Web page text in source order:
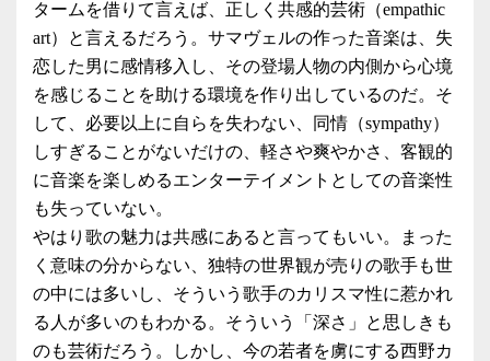
タームを借りて言えば、正しく共感的芸術（empathic
art）と言えるだろう。サマヴェルの作った音楽は、失
恋した男に感情移入し、その登場人物の内側から心境
を感じることを助ける環境を作り出しているのだ。そ
して、必要以上に自らを失わない、同情（sympathy）
しすぎることがないだけの、軽さや爽やかさ、客観的
に音楽を楽しめるエンターテイメントとしての音楽性
も失っていない。
やはり歌の魅力は共感にあると言ってもいい。まった
く意味の分からない、独特の世界観が売りの歌手も世
の中には多いし、そういう歌手のカリスマ性に惹かれ
る人が多いのもわかる。そういう「深さ」と思しきも
のも芸術だろう。しかし、今の若者を虜にする西野カ